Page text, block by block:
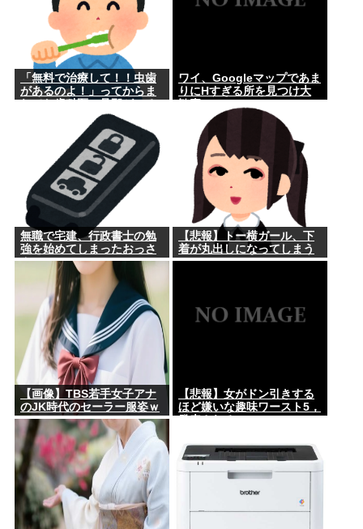
「無料で治療して！！虫歯
があるのよ！」ってからま
ワイ、Googleマップであま
りにΗすぎる所を見つけ大
無職で宅建、行政書士の勉
強を始めてしまったおっさ
ん
【悲報】トー横ガール、下
着が丸出しになってしまう
www
【画像】TBS若手女子アナ
のJK時代のセーラー服姿ｗ
【悲報】女がドン引きする
ほど嫌いな趣味ワースト5，